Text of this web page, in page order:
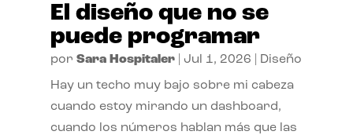
El diseño que no se
puede programar
por Sara Hospitaler| Jul 1, 2026 Diseño
Hay un techo muy bajo sobre mi cabeza
cuando estoy mirando un dashboard,
cuando los números hablan más que las